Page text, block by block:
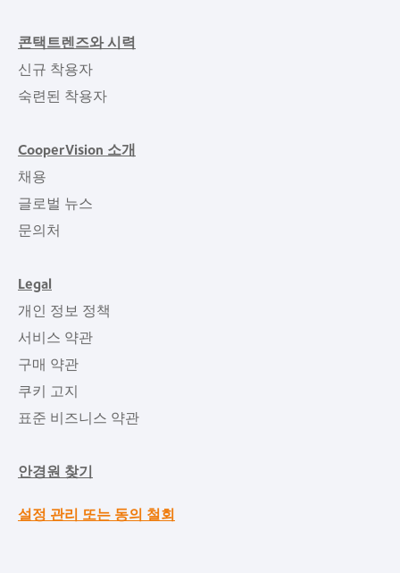
콘택트렌즈와 시력
신규 착용자
숙련된 착용자
CooperVision 소개
채용
글로벌 뉴스
문의처
Legal
개인 정보 정책
서비스 약관
구매 약관
쿠키 고지
표준 비즈니스 약관
안경원 찾기
설정 관리 또는 동의 철회